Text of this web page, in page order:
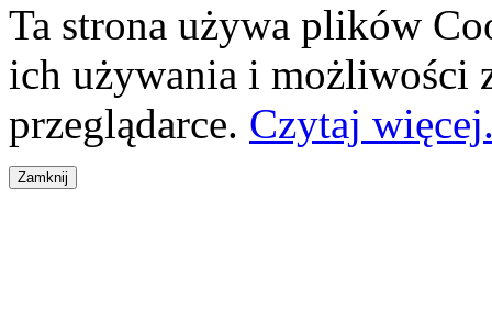
Ta strona używa plików
ich używania i możliwości
przeglądarce. Czytaj